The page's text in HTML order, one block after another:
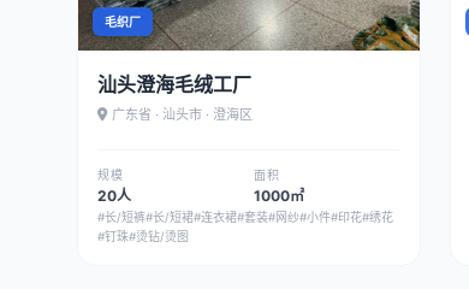
毛织厂
汕头澄海毛绒工厂
广东省 · 汕头市 · 澄海区
规模
20人
面积
1000㎡
#长/短裤#长/短裙#连衣裙#套装#网纱#小件#印花#绣花
#钉珠#烫钻/烫图